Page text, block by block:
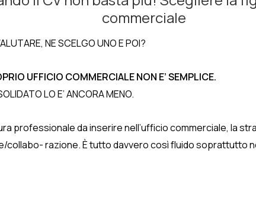
commerciale
NE SCELGO UNO E POI?
UFFICIO COMMERCIALE NON E’ SEMPLICE.
LO E’ ANCORA MENO.
professionale da inserire nell’ufficio commerciale, la
collabo- razione. È tutto davvero così fluido soprattutto